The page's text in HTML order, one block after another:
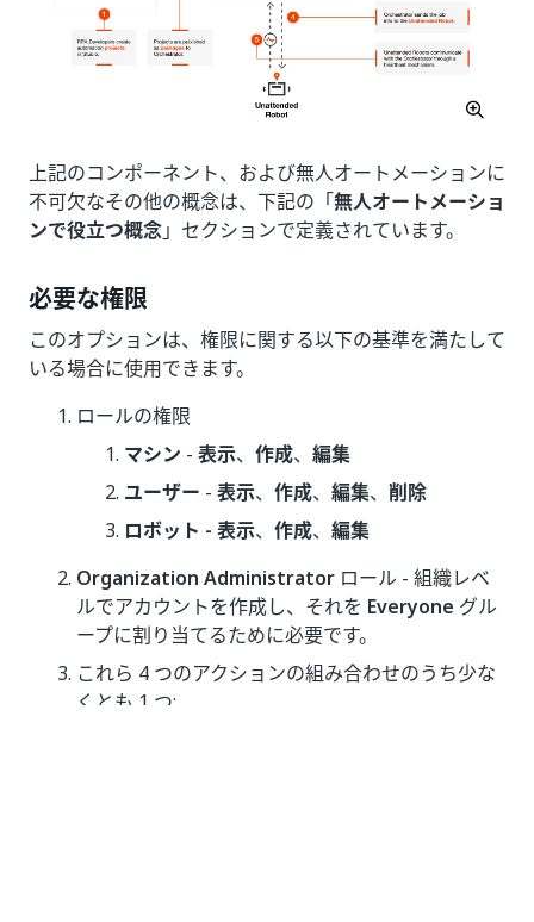
上記のコンポーネント、および無人オートメーションに
不可欠なその他の概念は、下記の「無人オートメーショ
ンで役立つ概念」セクションで定義されています。
必要な権限
このオプションは、権限に関する以下の基準を満たして
いる場合に使用できます。
ロールの権限
マシン - 表示、 作成、 編集
ユーザー - 表示、 作成、 編集、 削除
ロボット - 表示、 作成、 編集
Organization Administrator ロール - 組織レベ
ルでアカウントを作成し、それを Everyone グル
ープに割り当てるために必要です。
これら 4 つのアクションの組み合わせのうち少な
くとも 1 つ: